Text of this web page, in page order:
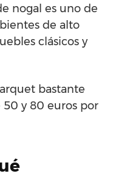
nogal es uno de
de alto
clásicos y
bastante
50 y 80 euros por